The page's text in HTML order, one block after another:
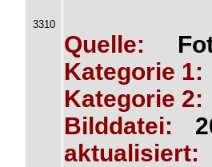
3310
Quelle:
Kategorie 1:
Kategorie 2:
Bilddatei:
aktualisiert: